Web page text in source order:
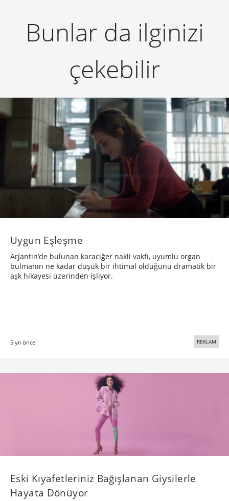
Bunlar da ilginizi
çekebilir
Uygun Eşleşme
Arjantin’de bulunan karaciğer nakli vakfı, uyumlu organ
bulmanın ne kadar düşük bir ihtimal olduğunu dramatik bir
aşk hikayesi üzerinden işliyor.
5 yıl önce REKLAM
Eski Kıyafetleriniz Bağışlanan Giysilerle
Hayata Dönüyor